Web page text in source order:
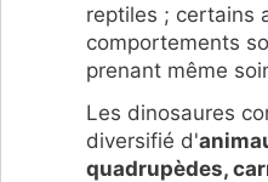
reptiles ; certains
comportements
prenant même
Les dinosaures
diversifié d'
quadrupèdes,